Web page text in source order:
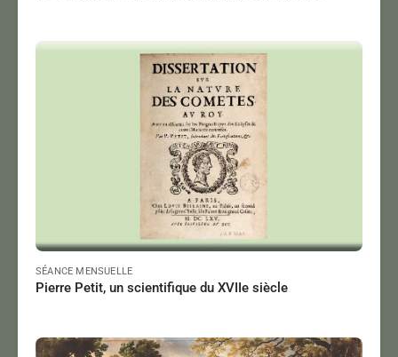
POULET André,POULET Nicole
Le 15/11/2024 à 18:00
Lire
SÉANCE MENSUELLE
Pierre Petit, un scientifique du XVIIe siècle
THIVOLLE Guennola